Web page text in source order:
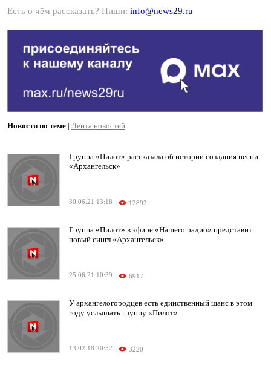
Есть о чём рассказать? Пиши: info@news29.ru
Новости по теме | Лента новостей
Группа «Пилот» рассказала об истории создания песни
«Архангельск»
30.06.21 13:18 12892
Группа «Пилот» в эфире «Нашего радио» представит
новый сингл «Архангельск»
25.06.21 10:39 6917
У архангелогородцев есть единственный шанс в этом
году услышать группу «Пилот»
13.02.18 20:52 3220